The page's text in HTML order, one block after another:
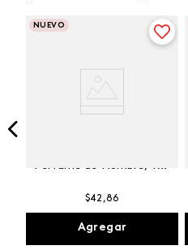
NUEVO
Perfume de Hombre, 100
$42 ,86
Agregar